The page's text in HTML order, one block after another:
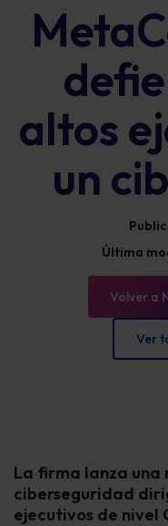
altos
un
Última
Volver a
Ver
La firma lanza una
ciberseguridad
ejecutivos de nivel